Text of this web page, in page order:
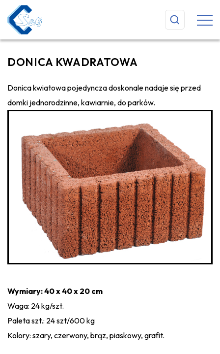
DONICA KWADRATOWA
Donica kwiatowa pojedyncza doskonale nadaje się przed
domki jednorodzinne, kawiarnie, do parków.
Wymiary: 40 x 40 x 20 cm
Waga: 24 kg/szt.
Paleta szt.: 24 szt/600 kg
Kolory: szary, czerwony, brąz, piaskowy, grafit.